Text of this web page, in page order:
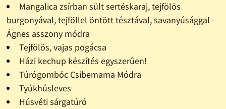
Mangalica zsírban sült sertéskaraj, tejfölös
burgonyával, tejföllel öntött tésztával, savanyúsággal -
Ágnes asszony módra
Tejfölös, vajas pogácsa
Házi kechup készítés egyszerûen!
Túrógombóc Csibemama Módra
Tyúkhúsleves
Húsvéti sárgatúró